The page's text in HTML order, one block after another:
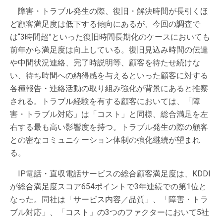
障害・トラブル発生の際、復旧・解決時間が長引くほ
ど顧客満足度は低下する傾向にあるが、今回の調査で
は“3時間超”といった復旧時間長期化のケースにおいても
前年から満足度は向上している。復旧見込み時間の伝達
や中間状況連絡、完了時説明等、顧客を待たせ続けな
い、待ち時間への納得感を与えるといった顧客に対する
各種報告・連絡活動の取り組み強化が背景にあると推察
される。トラブル経験を有する顧客においては、「障
害・トラブル対応」は「コスト」と同様、総合満足を左
右する最も高い影響度を持つ。トラブル発生の際の顧客
との密なコミュニケーション体制の強化継続が望まれ
る。
IP電話・直収電話サービスの総合顧客満足度は、KDDI
が総合満足度スコア654ポイントで3年連続での第1位と
なった。同社は「サービス内容／品質」、「障害・トラ
ブル対応」、「コスト」の3つのファクターにおいて5社